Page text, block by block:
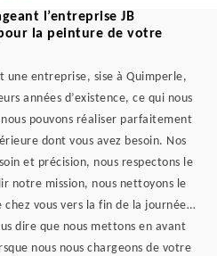
l’entreprise JB
la peinture de votre
une entreprise, sise à Quimperle,
années d’existence, ce qui nous
pouvons réaliser parfaitement
dont vous avez besoin. Nos
et précision, nous respectons le
notre mission, nous nettoyons le
vous vers la fin de la journée…
dire que nous mettons en avant
nous nous chargeons de votre